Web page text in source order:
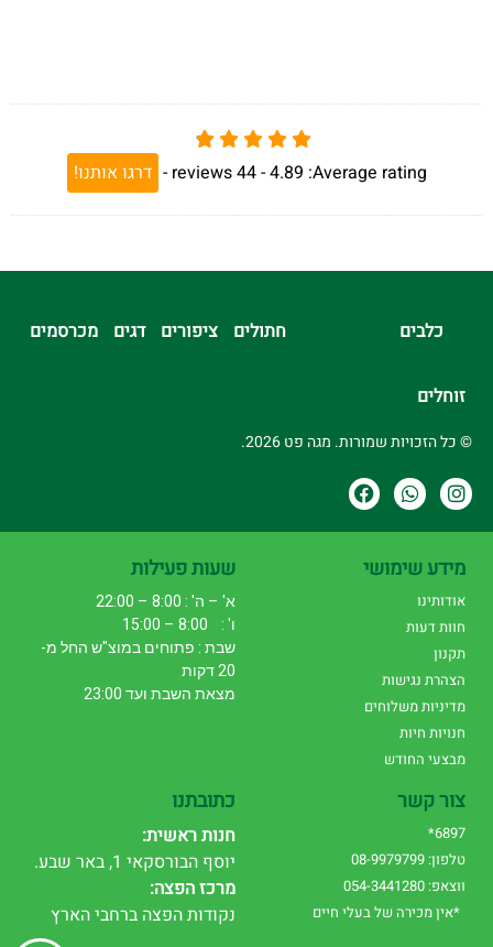
Average rating:
4.89 -
44
reviews
- דרגו אותנו!
כלבים חתולים ציפורים דגים מכרסמים
זוחלים
© כל הזכויות שמורות. מגה פט 2026.
מידע שימושי
אודותינו
חוות דעות
תקנון
הצהרת נגישות
מדיניות משלוחים
חנויות חיות
מבצעי החודש
שעות פעילות
א' – ה' : 8:00 – 22:00
ו' : 8:00 – 15:00
שבת : פתוחים במוצ"ש החל מ-
20 דקות
מצאת השבת ועד 23:00
צור קשר
6897*
טלפון: 08-9979799
ווצאפ: 054-3441280
*אין מכירה של בעלי חיים
כתובתנו
חנות ראשית:
יוסף הבורסקאי 1, באר שבע.
מרכז הפצה:
נקודות הפצה ברחבי הארץ